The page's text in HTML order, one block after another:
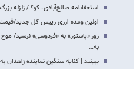
استعفانامه صالح‌آبادی، کو؟ / زلزله بزرگ دلار ۴۰ هزار تومانی،
اولین وعده ارزی رییس کل جدید/قیمت
زور «پاستور» به «فردوسی» نرسید/ موج
به…
ببینید | کنایه سنگین نماینده زاهدان